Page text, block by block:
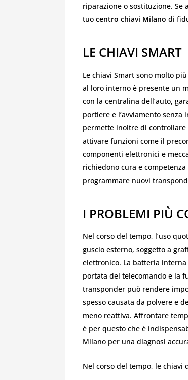
riparazione o sostituzione. Se
tuo centro chiavi Milano di
LE CHIAVI SMART
Le chiavi Smart sono molto
al loro interno è presente un
con la centralina dell’auto,
portiere e l’avviamento
permette inoltre di controllare
attivare funzioni come il
componenti elettronici e
richiedono cura e
programmare nuovi
I PROBLEMI PIÙ
Nel corso del tempo, l’uso
guscio esterno, soggetto a
elettronico. La batteria
portata del telecomando e la
transponder può rendere
spesso causata da polvere e
meno reattiva. Affrontare
è per questo che è
Milano per una diagnosi
Nel corso del tempo, le chiavi